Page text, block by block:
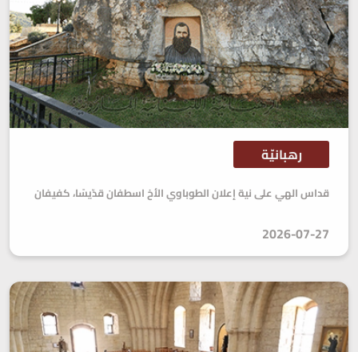
رهبانيّة
قداس الهي على نية إعلان الطوباوي الأخ اسطفان قدّيسًا، كفيفان
2026-07-27